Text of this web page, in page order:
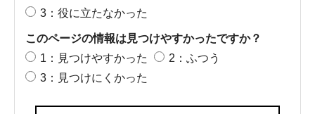
3：役に立たなかった
このページの情報は見つけやすかったですか？
1：見つけやすかった
2：ふつう
3：見つけにくかった